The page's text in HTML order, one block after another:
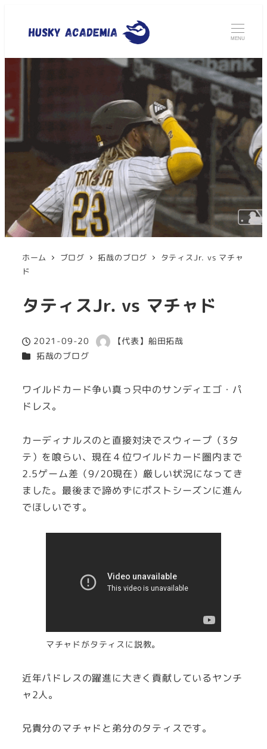
MENU
ホーム ブログ 拓哉のブログ
タティスJr. vs マチャ
ド
タティスJr. vs マチャド
投稿日
2021-09-20
著
【代表】船田拓哉
カテゴリー
拓哉のブログ
ワイルドカード争い真っ只中のサンディエゴ・パ
ドレス。
カーディナルスのと直接対決でスウィープ（3タ
テ）を喰らい、現在４位ワイルドカード圏内まで
2.5ゲーム差（9/20現在）厳しい状況になってき
ました。最後まで諦めずにポストシーズンに進ん
でほしいです。
マチャドがタティスに説教。
近年パドレスの躍進に大きく貢献しているヤンチ
ャ2人。
兄貴分のマチャドと弟分のタティスです。